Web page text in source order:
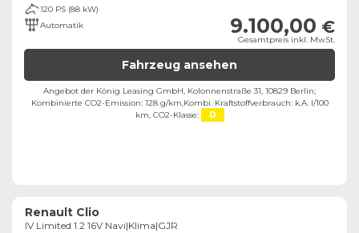
120 PS (88 kW)
Automatik
9.100,00 €
Gesamtpreis inkl. MwSt.
Fahrzeug ansehen
Angebot der König Leasing GmbH, Kolonnenstraße 31, 10829 Berlin;
Kombinierte CO2-Emission: 128 g/km,Kombi. Kraftstoffverbrauch: k.A. l/100
km, CO2-Klasse: D
Renault Clio
IV Limited 1.2 16V Navi|Klima|GJR